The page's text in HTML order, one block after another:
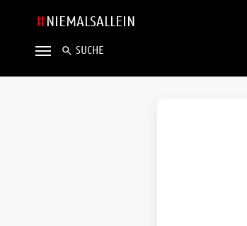
NIEMALSALLEIN
SUCHE